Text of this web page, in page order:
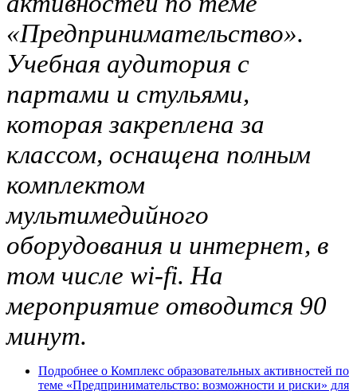
«Предпринимательство».
Учебная аудитория с
партами и стульями,
которая закреплена за
классом, оснащена полным
комплектом
мультимедийного
оборудования и интернет, в
том числе wi-fi. На
мероприятие отводится 90
минут.
Подробнее о Комплекс образовательных активностей по
теме «Предпринимательство: возможности и риски» для